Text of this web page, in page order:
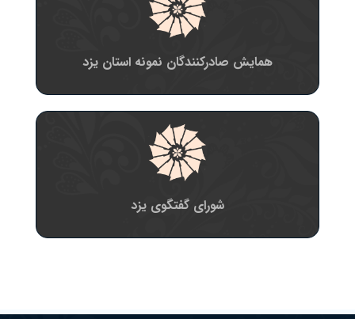
همایش صادرکنندگان نمونه استان یزد
شورای گفتگوی یزد